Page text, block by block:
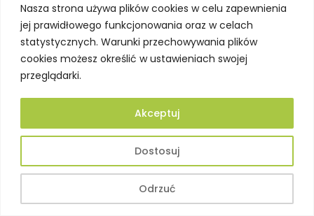
Nasza strona używa plików cookies w celu zapewnienia
jej prawidłowego funkcjonowania oraz w celach
statystycznych. Warunki przechowywania plików
cookies możesz określić w ustawieniach swojej
przeglądarki.
Dostosuj
Odrzuć
Akceptuj